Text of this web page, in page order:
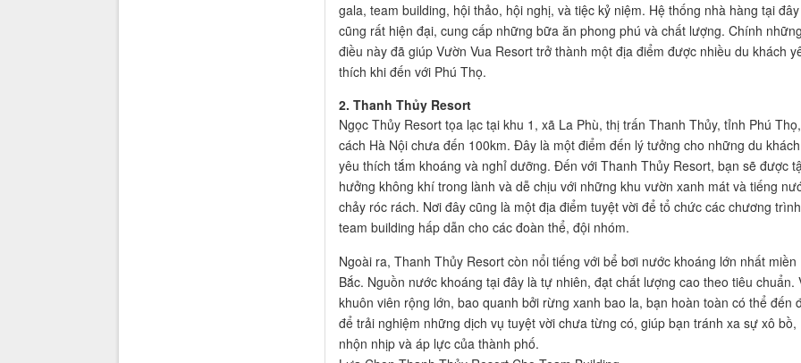
gala, team building, hội thảo, hội nghị, và tiệc kỷ niệm. Hệ thống nhà hàng tại đây
cũng rất hiện đại, cung cấp những bữa ăn phong phú và chất lượng. Chính những
điều này đã giúp Vườn Vua Resort trở thành một địa điểm được nhiều du khách
thích khi đến với Phú Thọ.
2. Thanh Thủy Resort
Ngọc Thủy Resort tọa lạc tại khu 1, xã La Phù, thị trấn Thanh Thủy, tỉnh Phú
cách Hà Nội chưa đến 100km. Đây là một điểm đến lý tưởng cho những du khách
yêu thích tắm khoáng và nghỉ dưỡng. Đến với Thanh Thủy Resort, bạn sẽ được
hưởng không khí trong lành và dễ chịu với những khu vườn xanh mát và tiếng
chảy róc rách. Nơi đây cũng là một địa điểm tuyệt vời để tổ chức các chương trình
team building hấp dẫn cho các đoàn thể, đội nhóm.
Ngoài ra, Thanh Thủy Resort còn nổi tiếng với bể bơi nước khoáng lớn nhất miền
Bắc. Nguồn nước khoáng tại đây là tự nhiên, đạt chất lượng cao theo tiêu chuẩn.
khuôn viên rộng lớn, bao quanh bởi rừng xanh bao la, bạn hoàn toàn có thể đến
để trải nghiệm những dịch vụ tuyệt vời chưa từng có, giúp bạn tránh xa sự xô bồ,
nhộn nhịp và áp lực của thành phố.